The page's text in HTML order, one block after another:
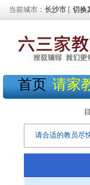
当前城市： 长沙市 [ 切换
首页 请家
请合适的教员尽